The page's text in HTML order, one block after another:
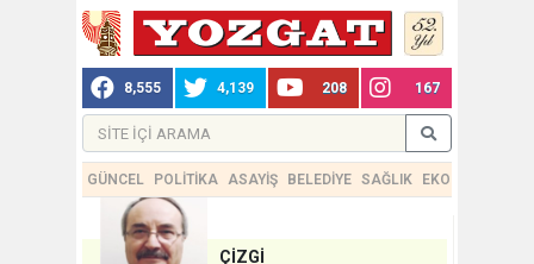
8,555 4,139 208 167
GÜNCEL POLİTİKA ASAYİŞ BELEDİYE SAĞLIK EKONOMİ
ÇİZGİ